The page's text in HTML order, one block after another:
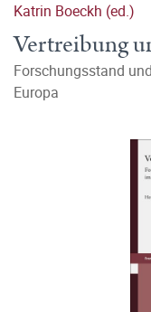
Katrin Boeckh (ed.)
Vertreibung
Forschungsstand
Europa